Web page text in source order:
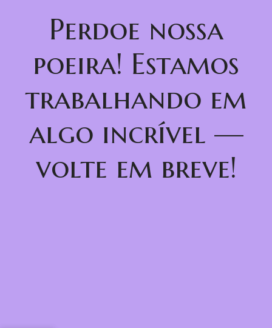
Perdoe nossa
poeira! Estamos
trabalhando em
algo incrível —
volte em breve!